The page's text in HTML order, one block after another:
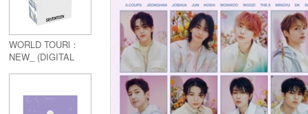
WORLD TOURl：
NEW_ (DIGITAL